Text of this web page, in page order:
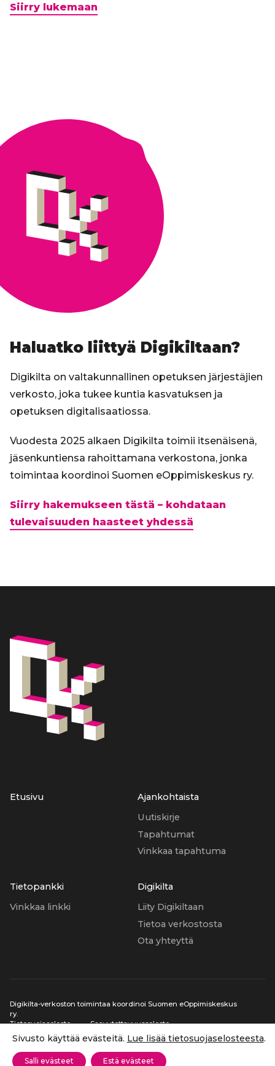
Sivusto käyttää evästeitä. Lue lisää tietosuojaselosteesta.
Salli evästeet Estä evästeet
Siirry lukemaan
Haluatko liittyä Digikiltaan?
Digikilta on valtakunnallinen opetuksen järjestäjien
verkosto, joka tukee kuntia kasvatuksen ja
opetuksen digitalisaatiossa.
Vuodesta 2025 alkaen Digikilta toimii itsenäisenä,
jäsenkuntiensa rahoittamana verkostona, jonka
toimintaa koordinoi Suomen eOppimiskeskus ry.
Siirry hakemukseen tästä – kohdataan
tulevaisuuden haasteet yhdessä
Etusivu
Ajankohtaista
Uutiskirje
Tapahtumat
Vinkkaa tapahtuma
Tietopankki
Vinkkaa linkki
Digikilta
Liity Digikiltaan
Tietoa verkostosta
Ota yhteyttä
Digikilta-verkoston toimintaa koordinoi Suomen eOppimiskeskus
ry.
Tietosuojaseloste
Saavutettavuusseloste